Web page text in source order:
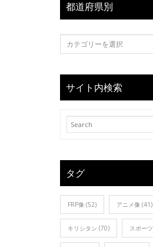
都道府県別
サイト内検索
タグ
FRP像 (52) アニメ像 (41)
キリシタン (70) スポーツ